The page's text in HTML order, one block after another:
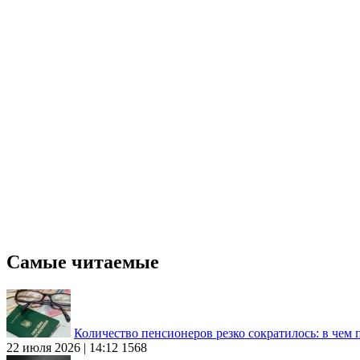
Самые читаемые
Количество пенсионеров резко сократилось: в чем
22 июля 2026 | 14:12 1568